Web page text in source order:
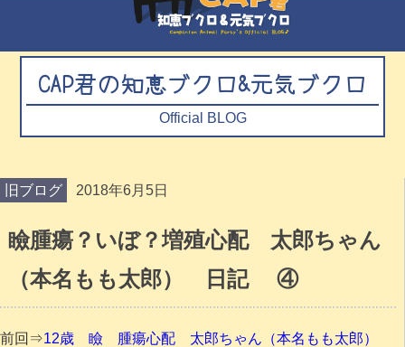
CAP君の知恵ブクロ&元気ブクロ
Official BLOG
旧ブログ 2018年6月5日
瞼腫瘍？いぼ？増殖心配 太郎ちゃん
（本名もも太郎） 日記 ④
前回⇒12歳 瞼 腫瘍心配 太郎ちゃん（本名もも太郎）